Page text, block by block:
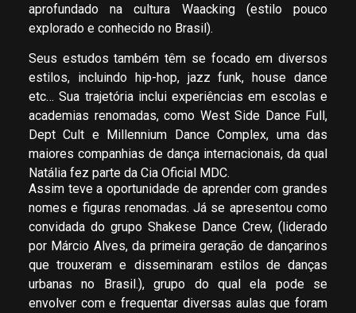
aprofundado na cultura Waacking (estilo pouco
explorado e conhecido no Brasil).
Seus estudos também têm se focado em diversos
estilos, incluindo hip-hop, jazz funk, house dance
etc… Sua trajetória inclui experiências em escolas e
academias renomadas, como West Side Dance Full,
Dept Cult e Millennium Dance Complex, uma das
maiores companhias de dança internacionais, da qual
Natália fez parte da Cia Oficial MDC.
Assim teve a oportunidade de aprender com grandes
nomes e figuras renomadas. Já se apresentou como
convidada do grupo Shakese Dance Crew, (liderado
por Márcio Alves, da primeira geração de dançarinos
que trouxeram e disseminaram estilos de danças
urbanas no Brasil.), grupo do qual ela pode se
envolver com e frequentar diversas aulas que foram